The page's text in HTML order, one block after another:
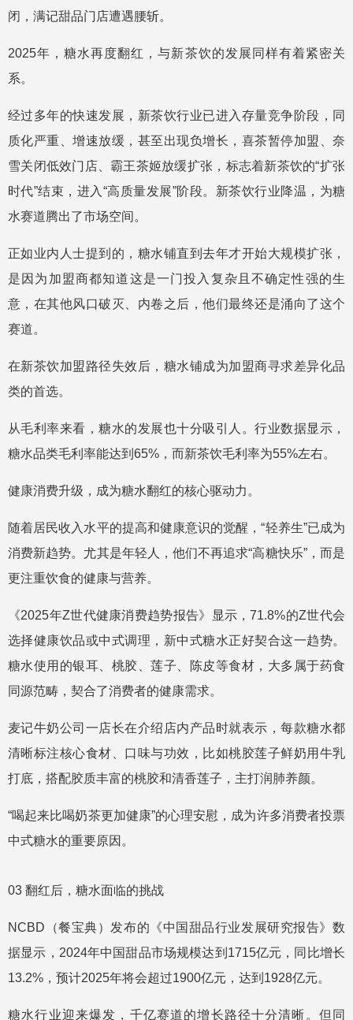
闭，满记甜品门店遭遇腰斩。
2025年，糖水再度翻红，与新茶饮的发展同样有着紧密关
系。
经过多年的快速发展，新茶饮行业已进入存量竞争阶段，同
质化严重、增速放缓，甚至出现负增长，喜茶暂停加盟、奈
雪关闭低效门店、霸王茶姬放缓扩张，标志着新茶饮的“扩张
时代”结束，进入“高质量发展”阶段。新茶饮行业降温，为糖
水赛道腾出了市场空间。
正如业内人士提到的，糖水铺直到去年才开始大规模扩张，
是因为加盟商都知道这是一门投入复杂且不确定性强的生
意，在其他风口破灭、内卷之后，他们最终还是涌向了这个
赛道。
在新茶饮加盟路径失效后，糖水铺成为加盟商寻求差异化品
类的首选。
从毛利率来看，糖水的发展也十分吸引人。行业数据显示，
糖水品类毛利率能达到65%，而新茶饮毛利率为55%左右。
健康消费升级，成为糖水翻红的核心驱动力。
随着居民收入水平的提高和健康意识的觉醒，“轻养生”已成为
消费新趋势。尤其是年轻人，他们不再追求“高糖快乐”，而是
更注重饮食的健康与营养。
《2025年Z世代健康消费趋势报告》显示，71.8%的Z世代会
选择健康饮品或中式调理，新中式糖水正好契合这一趋势。
糖水使用的银耳、桃胶、莲子、陈皮等食材，大多属于药食
同源范畴，契合了消费者的健康需求。
麦记牛奶公司一店长在介绍店内产品时就表示，每款糖水都
清晰标注核心食材、口味与功效，比如桃胶莲子鲜奶用牛乳
打底，搭配胶质丰富的桃胶和清香莲子，主打润肺养颜。
“喝起来比喝奶茶更加健康”的心理安慰，成为许多消费者投票
中式糖水的重要原因。
03 翻红后，糖水面临的挑战
NCBD（餐宝典）发布的《中国甜品行业发展研究报告》数
据显示，2024年中国甜品市场规模达到1715亿元，同比增长
13.2%，预计2025年将会超过1900亿元，达到1928亿元。
糖水行业迎来爆发，千亿赛道的增长路径十分清晰。但同